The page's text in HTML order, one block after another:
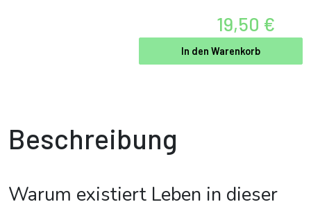
19,50 €
In den Warenkorb
Beschreibung
Warum existiert Leben in dieser